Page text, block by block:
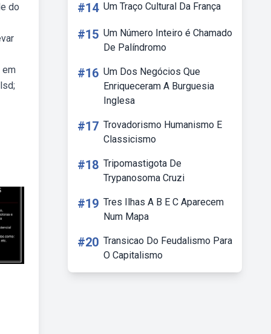
do
em
#14 Um Traço Cultural Da França
#15 Um Número Inteiro é Chamado
De Palíndromo
#16 Um Dos Negócios Que
Enriqueceram A Burguesia
Inglesa
#17 Trovadorismo Humanismo E
Classicismo
#18 Tripomastigota De
Trypanosoma Cruzi
#19 Tres Ilhas A B E C Aparecem
Num Mapa
#20 Transicao Do Feudalismo Para
O Capitalismo